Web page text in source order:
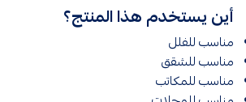
أين يستخدم هذا المنتج؟
مناسب للفلل
مناسب للشقق
مناسب للمكاتب